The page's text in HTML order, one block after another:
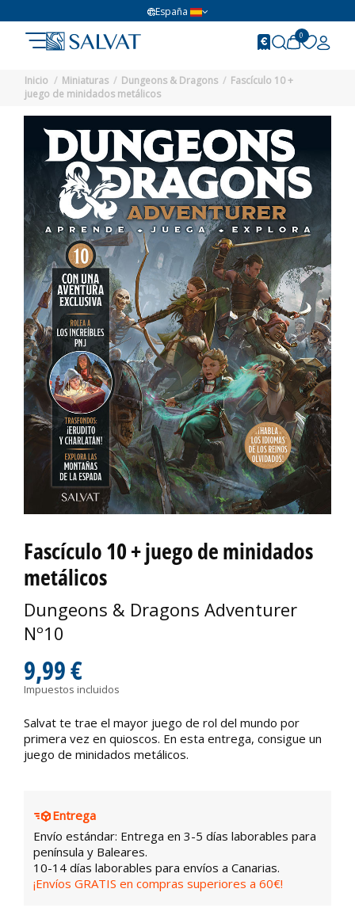
España
0
Inicio Miniaturas Dungeons & Dragons
Fascículo 10 +
juego de minidados metálicos
Fascículo 10 + juego de minidados
metálicos
Dungeons & Dragons Adventurer
Nº10
9,99 €
Impuestos incluidos
Salvat te trae el mayor juego de rol del mundo por
primera vez en quioscos. En esta entrega, consigue un
juego de minidados metálicos.
Entrega
Envío estándar: Entrega en 3-5 días laborables para
península y Baleares.
10-14 días laborables para envíos a Canarias.
¡Envíos GRATIS en compras superiores a 60€!